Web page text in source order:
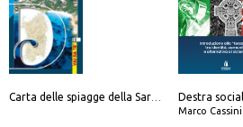
Carta delle spiagge della Sardegna. Con custodia
Marco Cassini